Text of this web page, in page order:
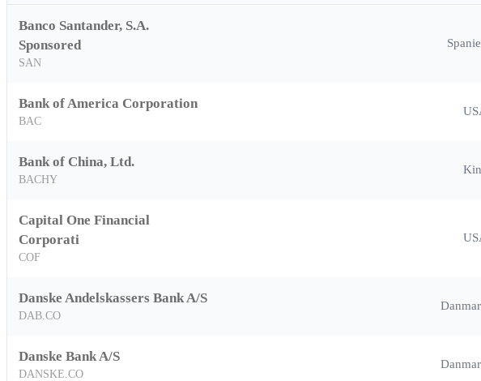
Banco Santander, S.A.
Sponsored
SAN
Bank of America Corporation
BAC
Bank of China, Ltd.
BACHY
Capital One Financial
Corporati
COF
Danske Andelskassers Bank A/S
DAB.CO
Danske Bank A/S
DANSKE.CO